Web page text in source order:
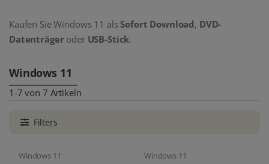
Kaufen Sie Windows 11 als Sofort Download, DVD-
Datenträgeroder USB-Stick.
Windows 11
1-7 von 7 Artikeln
Filters
Windows 11
Windows 11